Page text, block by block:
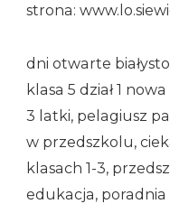
strona:
dni otwarte
klasa 5 dział 1
3 latki, pelagiusz
w przedszkolu,
klasach 1-3,
edukacja,